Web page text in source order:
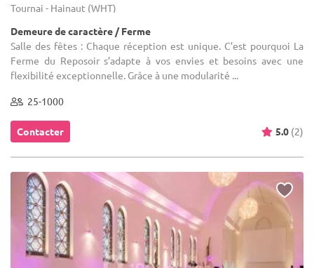
Tournai - Hainaut (WHT)
Demeure de caractère / Ferme
Salle des fêtes : Chaque réception est unique. C’est pourquoi La
Ferme du Reposoir s’adapte à vos envies et besoins avec une
flexibilité exceptionnelle. Grâce à une modularité ...
25-1000
Contacter 5.0 (2)